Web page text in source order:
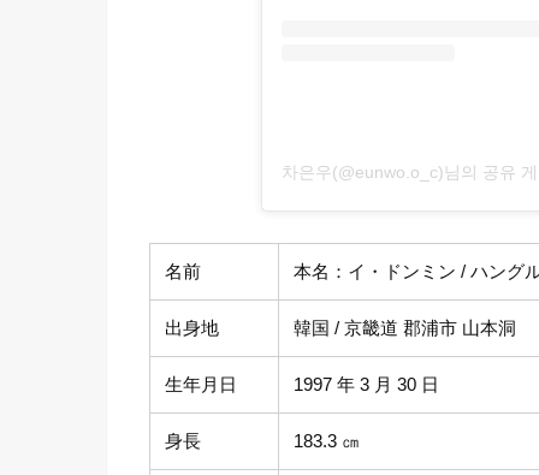
차은우(@eunwo.o_c)님의 공유
名前 本名：イ・ドンミン / ハング
出身地 韓国 / 京畿道 郡浦市 山本洞
生年月日 1997 年 3 月 30 日
身長 183.3 ㎝